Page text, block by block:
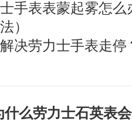
手表表蒙起雾怎
）
决劳力士手表走
什么劳力士石英表